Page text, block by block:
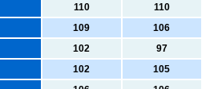
110
110
109
106
102
97
102
105